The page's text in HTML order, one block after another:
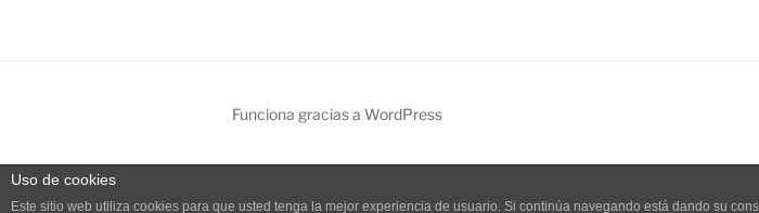
Funciona gracias a WordPress
Uso de cookies
Este sitio web utiliza cookies para que usted tenga la mejor experiencia de usuario. Si continúa navegando está dando su